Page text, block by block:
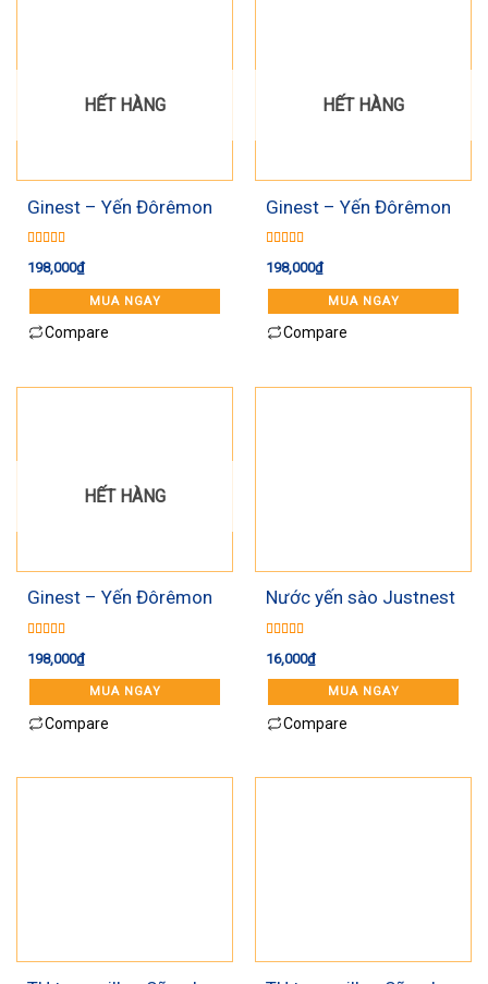
HẾT HÀNG
Ginest – Yến Đôrêmon
vị dâu 70ml*6
hạng5.005
198,000₫
MUA NGAY
Compare
HẾT HÀNG
Ginest – Yến Đôrêmon
vị cam 70ml*6
hạng5.005
198,000₫
MUA NGAY
Compare
HẾT HÀNG
Ginest – Yến Đôrêmon
hạt chia
hạng5.005
198,000₫
MUA NGAY
Compare
Nước yến sào Justnest
120ml
hạng5.00
16,000₫
MUA NGAY
Compare